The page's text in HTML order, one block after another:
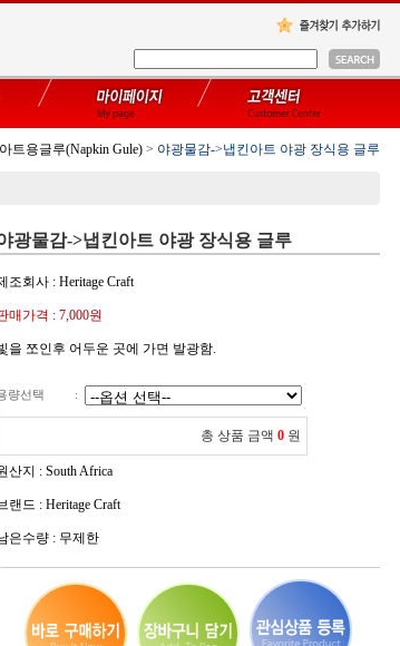
트용글루(Napkin Gule) > 야광물감->냅킨아트 야광 장식용 글루
광물감->냅킨아트 야광 장식용 글루
조회사 : Heritage Craft
매가격 : 7,000원
을 쪼인후 어두운 곳에 가면 발광함.
량선택 :
총 상품 금액 0 원
산지 : South Africa
랜드 : Heritage Craft
은수량 : 무제한